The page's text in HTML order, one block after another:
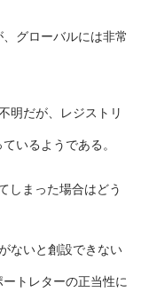
グローバルには非常
明だが、レジストリ
しまった場合はどう
ないと創設できない
トレターの正当性に